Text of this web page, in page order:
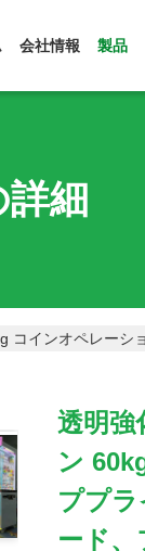
会社情報 製品
細
コインオペレー
透明強
ン
ププ
ード